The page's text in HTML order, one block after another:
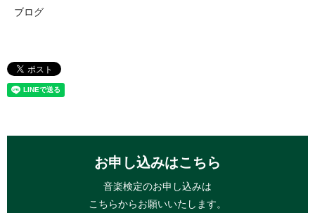
ブログ
お申し込みはこちら
音楽検定のお申し込みは
こちらからお願いいたします。